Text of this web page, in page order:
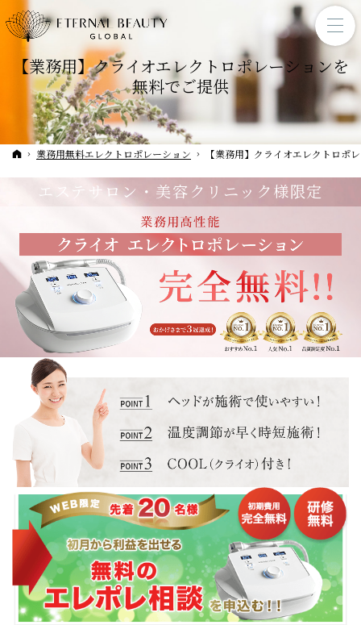
【業務用】クライオエレクトロポレーションを
無料でご提供
ホーム
業務用無料エレクトロポレーション 【業務用】クライオエレクトロポ